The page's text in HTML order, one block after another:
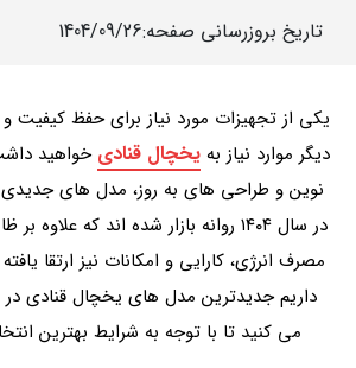
تاریخ بروزرسانی صفحه:1404/09/26
یکی از تجهیزات مورد نیاز برای حفظ کیفیت
دیگر موارد نیاز بهیخچال قنادی خواهید
نوین و طراحی‌ های به‌ روز، مدل‌ های
در سال ۱۴۰۴ روانه بازار شده‌ اند که
مصرف انرژی، کارایی و امکانات نیز ارتقا
می کنید تا با توجه به شرایط بهترین